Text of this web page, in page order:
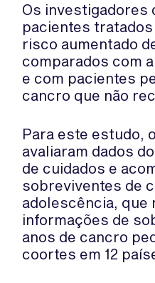
Os investigadores
pacientes
risco aumentado
comparados com
e com pacientes
cancro que não
Para este estudo,
avaliaram dados
de cuidados e
sobreviventes de
adolescência, que
informações de
anos de cancro
coortes em 12